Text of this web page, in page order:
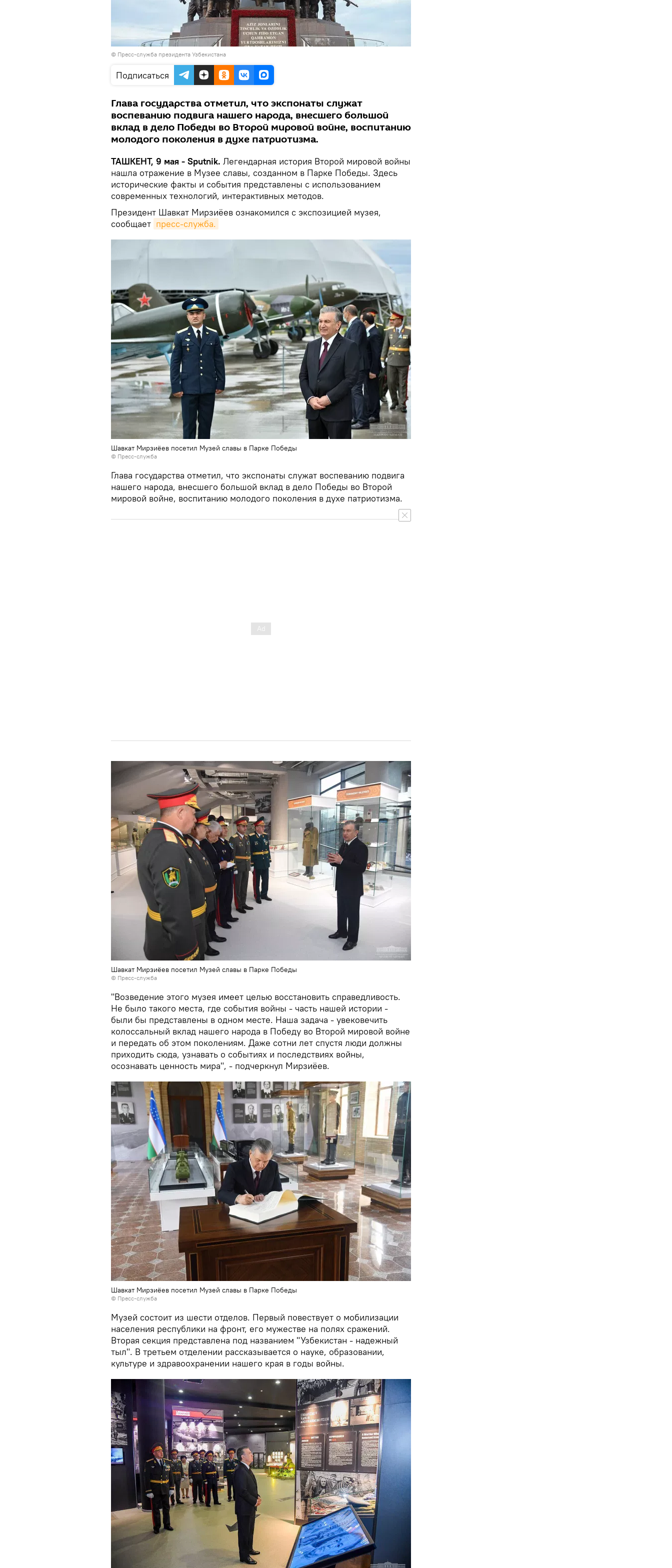
© Пресс-служба президента Узбекистана
Подписаться
Глава государства отметил, что экспонаты служат
воспеванию подвига нашего народа, внесшего большой
вклад в дело Победы во Второй мировой войне, воспитанию
молодого поколения в духе патриотизма.
ТАШКЕНТ, 9 мая - Sputnik. Легендарная история Второй мировой войны
нашла отражение в Музее славы, созданном в Парке Победы. Здесь
исторические факты и события представлены с использованием
современных технологий, интерактивных методов.
Президент Шавкат Мирзиёев ознакомился с экспозицией музея,
сообщает пресс-служба.
Шавкат Мирзиёев посетил Музей славы в Парке Победы
© Пресс-служба
Глава государства отметил, что экспонаты служат воспеванию подвига
нашего народа, внесшего большой вклад в дело Победы во Второй
мировой войне, воспитанию молодого поколения в духе патриотизма.
Шавкат Мирзиёев посетил Музей славы в Парке Победы
© Пресс-служба
"Возведение этого музея имеет целью восстановить справедливость.
Не было такого места, где события войны - часть нашей истории -
были бы представлены в одном месте. Наша задача - увековечить
колоссальный вклад нашего народа в Победу во Второй мировой войне
и передать об этом поколениям. Даже сотни лет спустя люди должны
приходить сюда, узнавать о событиях и последствиях войны,
осознавать ценность мира", - подчеркнул Мирзиёев.
Шавкат Мирзиёев посетил Музей славы в Парке Победы
© Пресс-служба
Музей состоит из шести отделов. Первый повествует о мобилизации
населения республики на фронт, его мужестве на полях сражений.
Вторая секция представлена под названием "Узбекистан - надежный
тыл". В третьем отделении рассказывается о науке, образовании,
культуре и здравоохранении нашего края в годы войны.